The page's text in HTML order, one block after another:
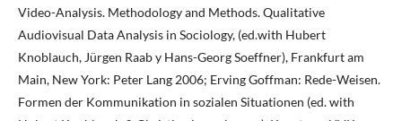
Video-Analysis. Methodology and Methods. Qualitative
Audiovisual Data Analysis in Sociology, (ed.with Hubert
Knoblauch, Jürgen Raab y Hans-Georg Soeffner), Frankfurt am
Main, New York: Peter Lang 2006; Erving Goffman: Rede-Weisen.
Formen der Kommunikation in sozialen Situationen (ed. with